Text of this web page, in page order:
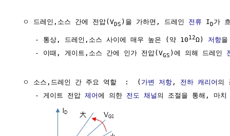
  ㅇ 드레인,소스 간에 전압(V
DS )을 가하면, 드레인 전류 ID가
     - 통상, 드레인,소스 사이에 매우 높은 (약 10
12Ω) 저항
     - 이때, 게이트,소스 간에 인가 전압(V
GS )에 의해 드레인
  ㅇ 소스,드레인 간 주요 역할  :  (
가변 저항 , 전하 캐리어 의
     - 게이트 전압
제어에 의한 전도 채널 의 조절을 통해, 마